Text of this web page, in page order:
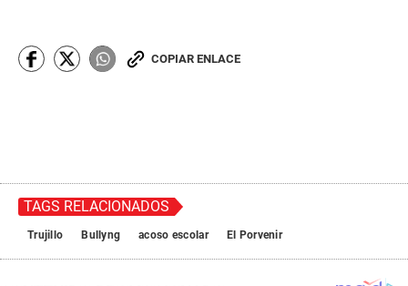
COPIAR ENLACE
TAGS RELACIONADOS
Trujillo Bullyng acoso escolar El Porvenir